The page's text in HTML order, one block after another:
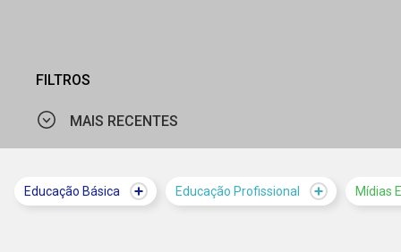
FILTROS
MAIS RECENTES
Educação Básica Educação Profissional Mídias